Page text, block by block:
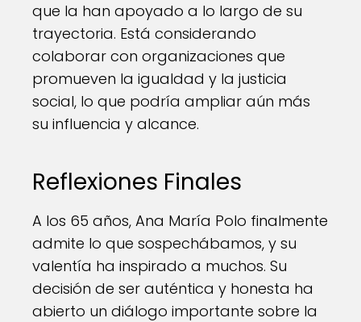
que la han apoyado a lo largo de su
trayectoria. Está considerando
colaborar con organizaciones que
promueven la igualdad y la justicia
social, lo que podría ampliar aún más
su influencia y alcance.
Reflexiones Finales
A los 65 años, Ana María Polo finalmente
admite lo que sospechábamos, y su
valentía ha inspirado a muchos. Su
decisión de ser auténtica y honesta ha
abierto un diálogo importante sobre la